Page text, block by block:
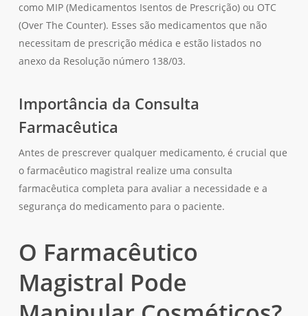
como MIP (Medicamentos Isentos de Prescrição) ou OTC
(Over The Counter). Esses são medicamentos que não
necessitam de prescrição médica e estão listados no
anexo da Resolução número 138/03.
Importância da Consulta
Farmacêutica
Antes de prescrever qualquer medicamento, é crucial que
o farmacêutico magistral realize uma consulta
farmacêutica completa para avaliar a necessidade e a
segurança do medicamento para o paciente.
O Farmacêutico
Magistral Pode